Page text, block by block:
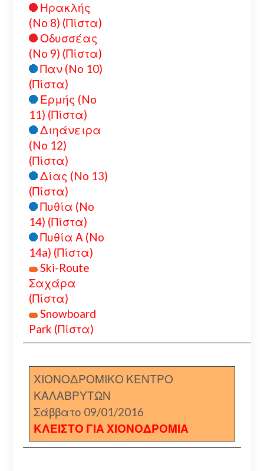
Ηρακλής
(No 8) (Πίστα)
Οδυσσέας
(No 9) (Πίστα)
Παν (No 10)
(Πίστα)
Ερμής (No
11) (Πίστα)
Διηάνειρα
(No 12)
(Πίστα)
Δίας (No 13)
(Πίστα)
Πυθία (No
14) (Πίστα)
Πυθία Α (No
14a) (Πίστα)
Ski-Route
Σαχάρα
(Πίστα)
Snowboard
Park (Πίστα)
ΧΙΟΝΟΔΡΟΜΙΚΟ ΚΕΝΤΡΟ
ΚΑΛΑΒΡΥΤΩΝ
Σάββατο 09/01/2016
ΚΛΕΙΣΤΟ ΓΙΑ ΧΙΟΝΟΔΡΟΜΙΑ